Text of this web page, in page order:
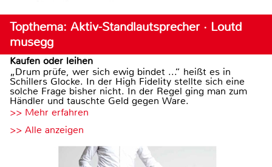
Topthema: Aktiv-Standlautsprecher · Loutd
musegg
Kaufen oder leihen
„Drum prüfe, wer sich ewig bindet ...“ heißt es in
Schillers Glocke. In der High Fidelity stellte sich eine
solche Frage bisher nicht. In der Regel ging man zum
Händler und tauschte Geld gegen Ware.
>> Mehr erfahren
>> Alle anzeigen